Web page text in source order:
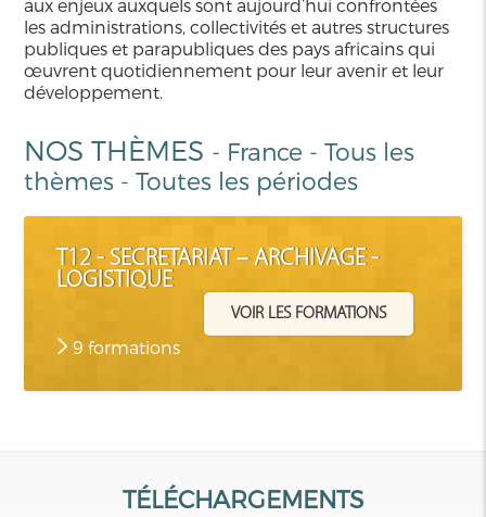
aux enjeux auxquels sont aujourd’hui confrontées
les administrations, collectivités et autres structures
publiques et parapubliques des pays africains qui
œuvrent quotidiennement pour leur avenir et leur
développement.
NOS THÈMES - France -Tous les
thèmes -Toutes les périodes
T12 - SECRETARIAT – ARCHIVAGE -
LOGISTIQUE
VOIR LES FORMATIONS
9 formations
TÉLÉCHARGEMENTS